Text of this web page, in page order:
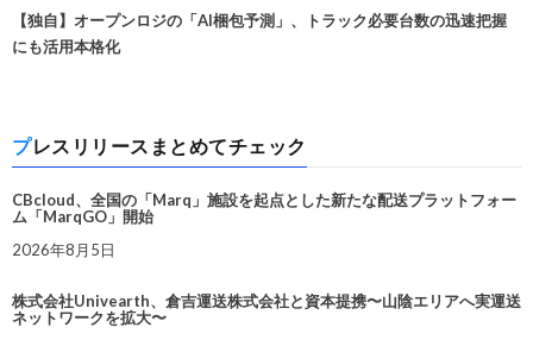
【独自】オープンロジの「AI梱包予測」、トラック必要台数の迅速把握
にも活用本格化
プレスリリースまとめてチェック
CBcloud、全国の「Marq」施設を起点とした新たな配送プラットフォー
ム「MarqGO」開始
2026年8月5日
株式会社Univearth、倉吉運送株式会社と資本提携〜山陰エリアへ実運送
ネットワークを拡大〜